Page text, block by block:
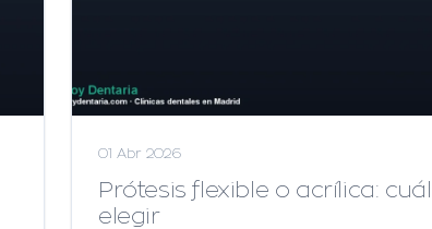
01 Abr 2026
Prótesis flexible o acrílica: cuál
elegir